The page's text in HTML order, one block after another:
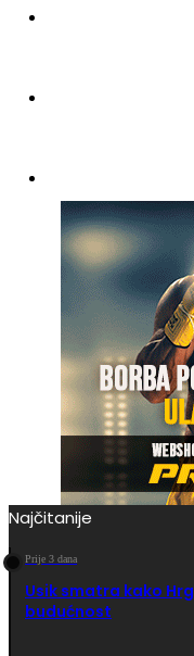
Najčitanije
Prije 3 dana
Usik smatra kako
budućnost